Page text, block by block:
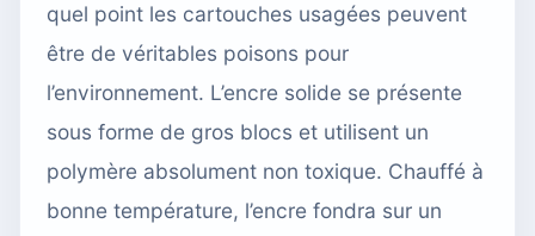
quel point les cartouches usagées peuvent
être de véritables poisons pour
l’environnement. L’encre solide se présente
sous forme de gros blocs et utilisent un
polymère absolument non toxique. Chauffé à
bonne température, l’encre fondra sur un